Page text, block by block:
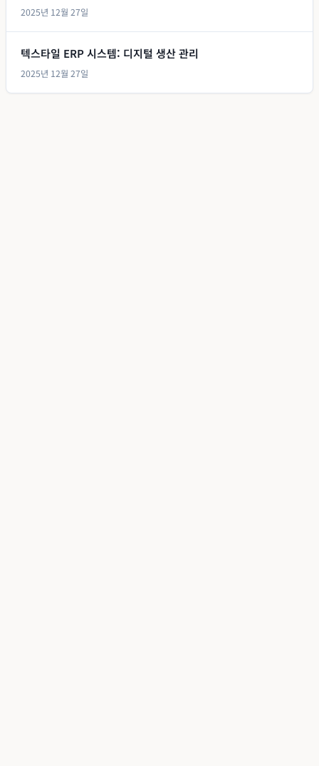
2025년 12월 27일
텍스타일 ERP 시스템: 디지털 생산 관리
2025년 12월 27일